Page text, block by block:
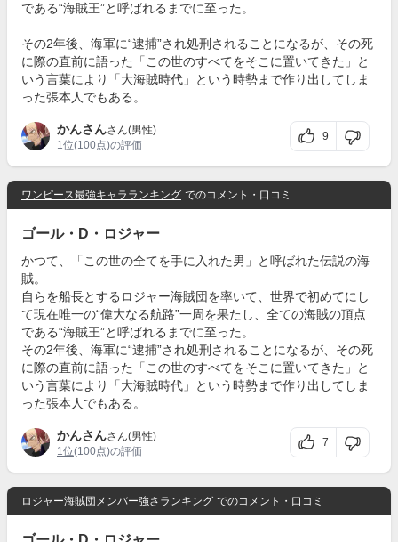
である“海賊王”と呼ばれるまでに至った。
その2年後、海軍に“逮捕”され処刑されることになるが、その死
に際の直前に語った「この世のすべてをそこに置いてきた」と
いう言葉により「大海賊時代」という時勢まで作り出してしま
った張本人でもある。
かんさんさん(男性)
1位(100点)の評価
9
ワンピース最強キャラランキング でのコメント・口コミ
ゴール・D・ロジャー
かつて、「この世の全てを手に入れた男」と呼ばれた伝説の海
賊。
自らを船長とするロジャー海賊団を率いて、世界で初めてにし
て現在唯一の“偉大なる航路”一周を果たし、全ての海賊の頂点
である“海賊王”と呼ばれるまでに至った。
その2年後、海軍に“逮捕”され処刑されることになるが、その死
に際の直前に語った「この世のすべてをそこに置いてきた」と
いう言葉により「大海賊時代」という時勢まで作り出してしま
った張本人でもある。
かんさんさん(男性)
1位(100点)の評価
7
ロジャー海賊団メンバー強さランキング でのコメント・口コミ